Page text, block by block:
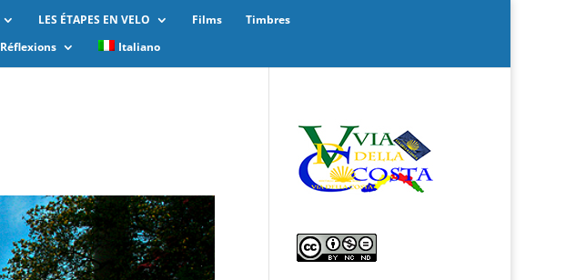
LES ÉTAPES EN VELO Films
Timbres
Réflexions Italiano